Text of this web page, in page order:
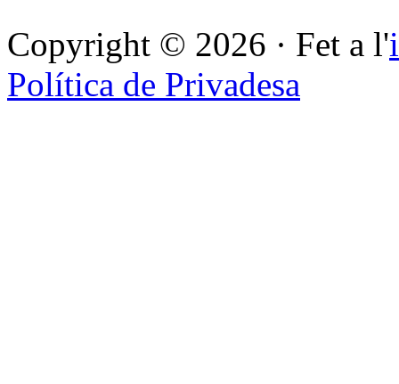
Copyright © 2026 · Fet a l'
Política de Privadesa